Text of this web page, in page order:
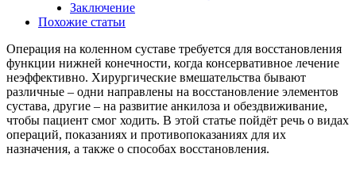
Заключение
Похожие статьи
Операция на коленном суставе требуется для восстановления
функции нижней конечности, когда консервативное лечение
неэффективно. Хирургические вмешательства бывают
различные – одни направлены на восстановление элементов
сустава, другие – на развитие анкилоза и обездвиживание,
чтобы пациент смог ходить. В этой статье пойдёт речь о видах
операций, показаниях и противопоказаниях для их
назначения, а также о способах восстановления.